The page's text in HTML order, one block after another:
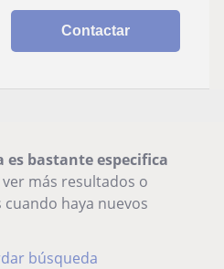
Contactar
es bastante especifica
más resultados o
haya nuevos
búsqueda